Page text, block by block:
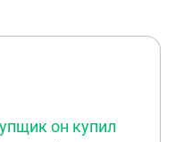
он купил